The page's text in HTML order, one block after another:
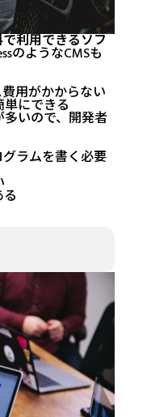
利用できるソフ
のようなCMSも
用がかからない
単にできる
多いので、開発者
グラムを書く必要